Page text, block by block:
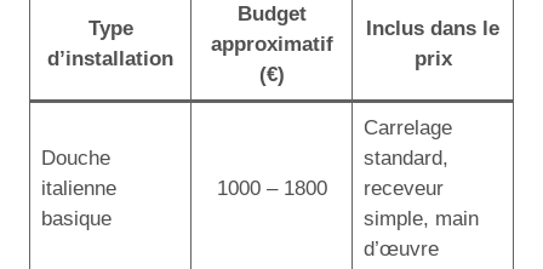
Type
d’installation
Budget
approximatif
(€)
Inclus dans le
prix
Douche
italienne
basique
1000 – 1800
Carrelage
standard,
receveur
simple, main
d’œuvre